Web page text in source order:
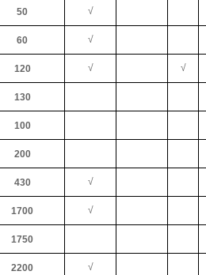
50 √
60 √
120 √ √
130
100
200
430 √
1700 √
1750
2200 √